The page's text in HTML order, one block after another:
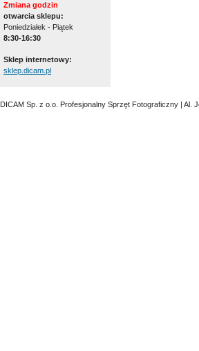
Zmiana godzin
otwarcia sklepu:
Poniedziałek - Piątek
8:30-16:30
Sklep internetowy:
sklep.dicam.pl
DICAM Sp. z o.o. Profesjonalny Sprzęt Fotograficzny | Al.